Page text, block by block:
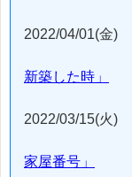
2022/04/01(金)
新築した時」
2022/03/15(火)
家屋番号」